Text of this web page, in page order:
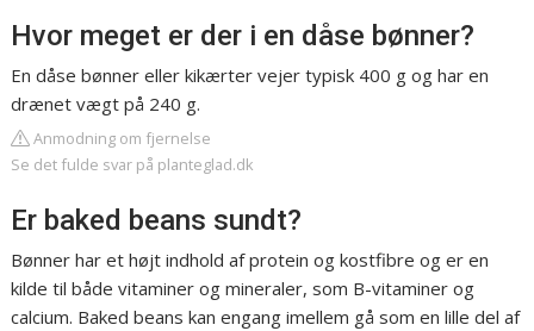
Hvor meget er der i en dåse bønner?
En dåse bønner eller kikærter vejer typisk 400 g og har en
drænet vægt på 240 g.
Anmodning om fjernelse
Se det fulde svar på planteglad.dk
Er baked beans sundt?
Bønner har et højt indhold af protein og kostfibre og er en
kilde til både vitaminer og mineraler, som B-vitaminer og
calcium. Baked beans kan engang imellem gå som en lille del af